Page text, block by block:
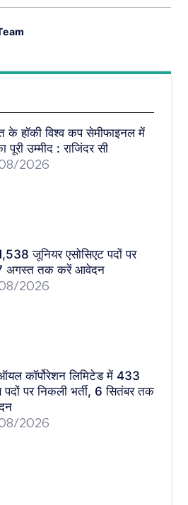
के हॉकी विश्व कप सेमीफाइनल में
पूरी उम्मीद : राजिंदर सी
2026
जूनियर एसोसिएट पदों पर
अगस्त तक करें आवेदन
2026
कॉर्पोरेशन लिमिटेड में 433
पदों पर निकली भर्ती, 6 सितंबर तक
2026